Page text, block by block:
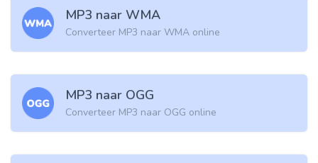
MP3 naar WMA
Converteer MP3 naar WMA online
MP3 naar OGG
Converteer MP3 naar OGG online